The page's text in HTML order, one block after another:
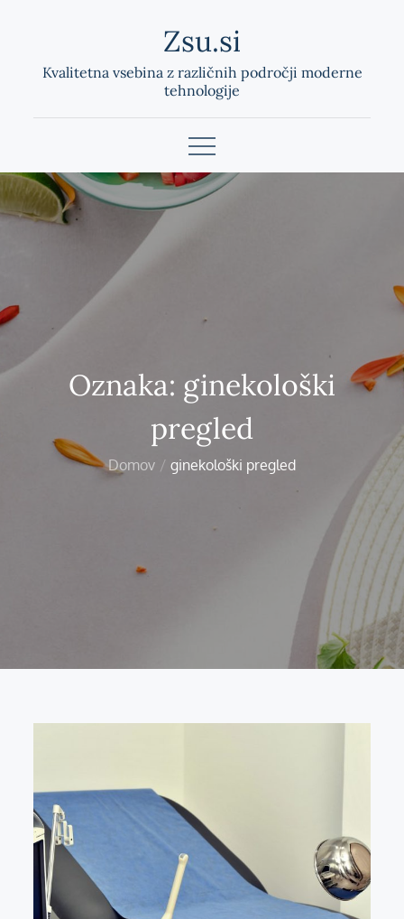
content
Zsu.si
Kvalitetna vsebina z različnih področji moderne
tehnologije
Oznaka: ginekološki
pregled
Domov ginekološki pregled